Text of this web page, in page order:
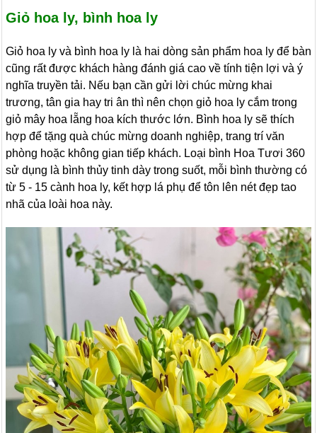
Giỏ hoa ly, bình hoa ly
Giỏ hoa ly và bình hoa ly là hai dòng sản phẩm hoa ly để bàn
cũng rất được khách hàng đánh giá cao về tính tiện lợi và ý
nghĩa truyền tải. Nếu bạn cần gửi lời chúc mừng khai
trương, tân gia hay tri ân thì nên chọn giỏ hoa ly cắm trong
giỏ mây hoa lẵng hoa kích thước lớn. Bình hoa ly sẽ thích
hợp để tặng quà chúc mừng doanh nghiệp, trang trí văn
phòng hoặc không gian tiếp khách. Loại bình Hoa Tươi 360
sử dụng là bình thủy tinh dày trong suốt, mỗi bình thường có
từ 5 - 15 cành hoa ly, kết hợp lá phụ để tôn lên nét đẹp tao
nhã của loài hoa này.